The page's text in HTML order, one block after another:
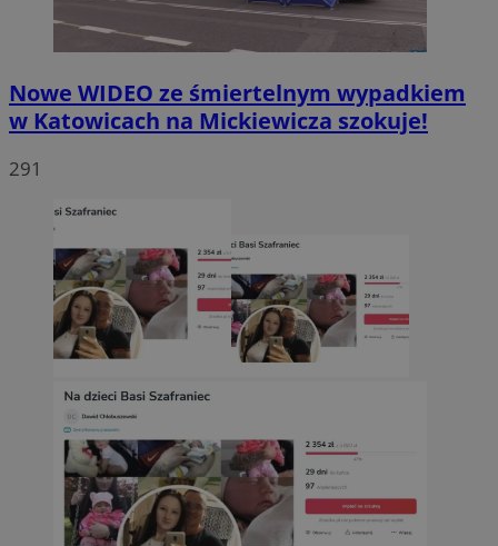
Nowe WIDEO ze śmiertelnym wypadkiem
w Katowicach na Mickiewicza szokuje!
291